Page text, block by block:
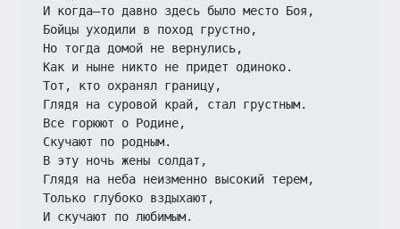
И когда—то давно здесь было место Боя,
Бойцы уходили в поход грустно,
Но тогда домой не вернулись,
Как и ныне никто не придет одиноко.
Тот, кто охранял границу,
Глядя на суровой край, стал грустным.
Все горюют о Родине,
Скучают по родным.
В эту ночь жены солдат,
Глядя на неба неизменно высокий терем,
Только глубоко вздыхают,
И скучают по любимым.